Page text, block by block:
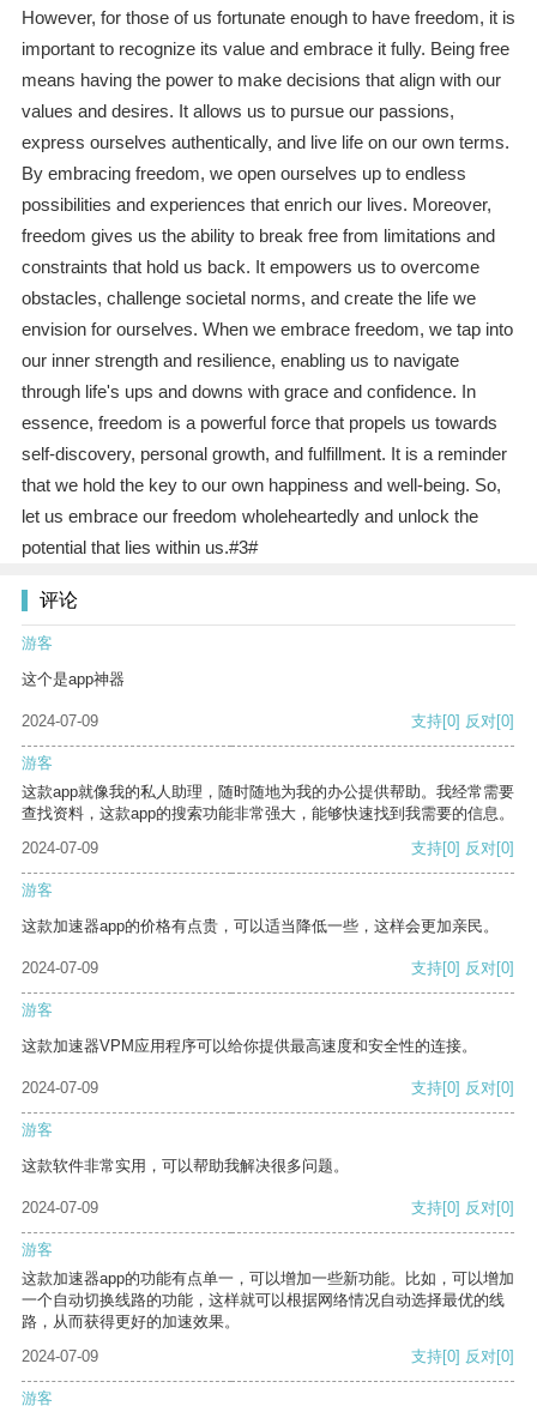
However, for those of us fortunate enough to have freedom, it is
important to recognize its value and embrace it fully. Being free
means having the power to make decisions that align with our
values and desires. It allows us to pursue our passions,
express ourselves authentically, and live life on our own terms.
By embracing freedom, we open ourselves up to endless
possibilities and experiences that enrich our lives. Moreover,
freedom gives us the ability to break free from limitations and
constraints that hold us back. It empowers us to overcome
obstacles, challenge societal norms, and create the life we
envision for ourselves. When we embrace freedom, we tap into
our inner strength and resilience, enabling us to navigate
through life's ups and downs with grace and confidence. In
essence, freedom is a powerful force that propels us towards
self-discovery, personal growth, and fulfillment. It is a reminder
that we hold the key to our own happiness and well-being. So,
let us embrace our freedom wholeheartedly and unlock the
potential that lies within us.#3#
评论
游客
这个是app神器
2024-07-09 支持[0] 反对[0]
游客
这款app就像我的私人助理，随时随地为我的办公提供帮助。我经常需要
查找资料，这款app的搜索功能非常强大，能够快速找到我需要的信息。
2024-07-09
支持[0] 反对[0]
游客
这款加速器app的价格有点贵，可以适当降低一些，这样会更加亲民。
2024-07-09 支持[0] 反对[0]
游客
这款加速器VPM应用程序可以给你提供最高速度和安全性的连接。
2024-07-09 支持[0] 反对[0]
游客
这款软件非常实用，可以帮助我解决很多问题。
2024-07-09 支持[0] 反对[0]
游客
这款加速器app的功能有点单一，可以增加一些新功能。比如，可以增加
一个自动切换线路的功能，这样就可以根据网络情况自动选择最优的线
路，从而获得更好的加速效果。
2024-07-09
支持[0] 反对[0]
游客